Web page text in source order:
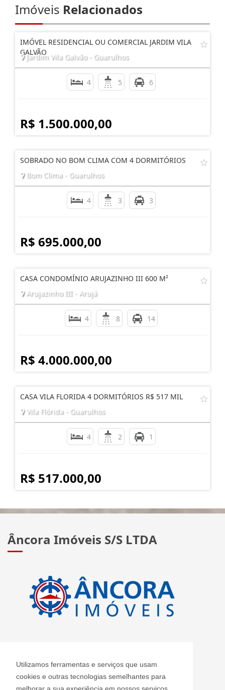
Utilizamos ferramentas e serviços que usam
cookies e outras tecnologias semelhantes para
Imóveis Relacionados
IMÓVEL RESIDENCIAL OU COMERCIAL JARDIM VILA
GALVÃO
Jardim Vila Galvão - Guarulhos
4 5 6
R$ 1.500.000,00
SOBRADO NO BOM CLIMA COM 4 DORMITÓRIOS
Bom Clima - Guarulhos
4 3 3
R$ 695.000,00
CASA CONDOMÍNIO ARUJAZINHO III 600 M²
Arujazinho III - Arujá
4 8 14
R$ 4.000.000,00
CASA VILA FLORIDA 4 DORMITÓRIOS R$ 517 MIL
Vila Flórida - Guarulhos
4 2 1
R$ 517.000,00
Âncora Imóveis S/S LTDA
Informações de Contato